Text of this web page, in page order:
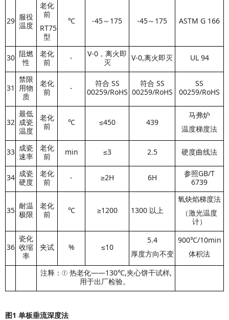
29 服役
温度
老化
前
RT75
型
℃ -45～175 -45～175 ASTM G 166
30 阻燃
性
老化
前
-
V-0，离火即
灭
V-0,离火即灭 UL 94
31
禁限
用物
质
老化
前
-
符合 SS
00259/RoHS
符合 SS
00259/RoHS
SS
00259/RoHS
32
最低
成瓷
温度
老化
前
℃ ≤450 439
马弗炉
温度梯度法
33 成瓷
速率
老化
前
min ≤3 2.5 硬度曲线法
34 成瓷
硬度
老化
前
- ≥2H 6H
参照GB/T
6739
35 耐温
极限
老化
前
℃ ≥1200 1300 以上
氧炔焰梯度法
（激光温度
计）
36
瓷化
收缩
率
夹试 % ≤10
5.4
厚度方向不变
900℃/10min
体积法
注释：① 热老化——130℃,夹心饼干试样,
用于出厂检验。
图1 单板垂流深度法